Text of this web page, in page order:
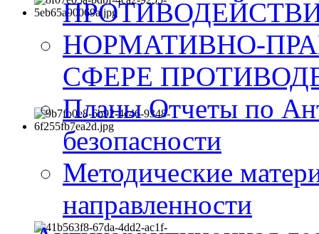
НОРМАТИВНО-
СФЕРЕ
Планы Отчеты по
безопасности
Методические
направленности